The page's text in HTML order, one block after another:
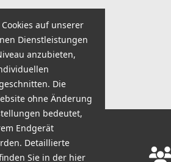
Arbeitszeiten:
auf unserer
Dienstleistungen
anzubieten,
Die
ohne Änderung
bedeutet,
Endgerät
Detaillierte
Sie in der hier